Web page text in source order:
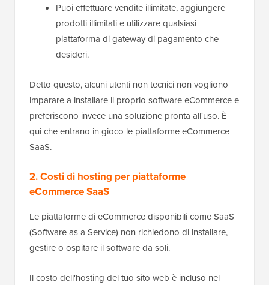
Puoi effettuare vendite illimitate, aggiungere
prodotti illimitati e utilizzare qualsiasi
piattaforma di gateway di pagamento che
desideri.
Detto questo, alcuni utenti non tecnici non vogliono
imparare a installare il proprio software eCommerce e
preferiscono invece una soluzione pronta all'uso. È
qui che entrano in gioco le piattaforme eCommerce
SaaS.
2. Costi di hosting per piattaforme
eCommerce SaaS
Le piattaforme di eCommerce disponibili come SaaS
(Software as a Service) non richiedono di installare,
gestire o ospitare il software da soli.
Il costo dell'hosting del tuo sito web è incluso nel